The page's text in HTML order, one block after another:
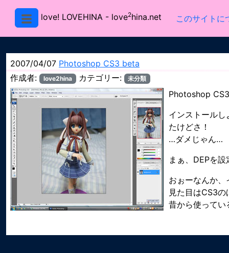
love! LOVEHINA - love2hina.net このサイトに
2007/04/07 Photoshop CS3 beta
作成者:
love2hina カテゴリー: 未分類
Photoshop
インストール
たけどさ！
…ダメじゃん…
まぁ、DEPを
おぉーなんか
見た目はCS3
昔から使って